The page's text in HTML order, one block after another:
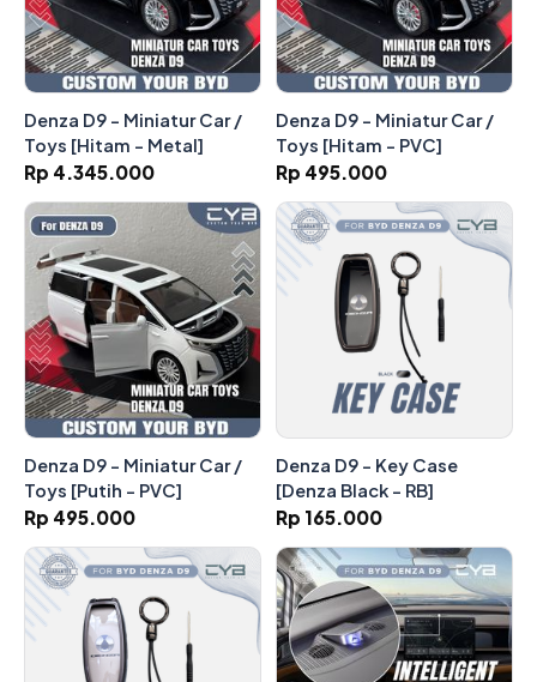
Denza D9 - Miniatur Car /
Toys [Hitam - Metal]
Rp 4.345.000
Denza D9 - Miniatur Car /
Toys [Hitam - PVC]
Rp 495.000
Denza D9 - Miniatur Car /
Toys [Putih - PVC]
Rp 495.000
Denza D9 - Key Case
[Denza Black - RB]
Rp 165.000